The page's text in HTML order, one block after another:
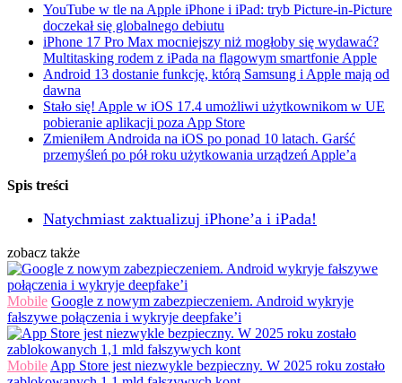
YouTube w tle na Apple iPhone i iPad: tryb Picture-in-Picture
doczekał się globalnego debiutu
iPhone 17 Pro Max mocniejszy niż mogłoby się wydawać?
Multitasking rodem z iPada na flagowym smartfonie Apple
Android 13 dostanie funkcję, którą Samsung i Apple mają od
dawna
Stało się! Apple w iOS 17.4 umożliwi użytkownikom w UE
pobieranie aplikacji poza App Store
Zmieniłem Androida na iOS po ponad 10 latach. Garść
przemyśleń po pół roku użytkowania urządzeń Apple’a
Spis treści
Natychmiast zaktualizuj iPhone’a i iPada!
zobacz także
Mobile Google z nowym zabezpieczeniem. Android wykryje
fałszywe połączenia i wykryje deepfake’i
Mobile App Store jest niezwykle bezpieczny. W 2025 roku zostało